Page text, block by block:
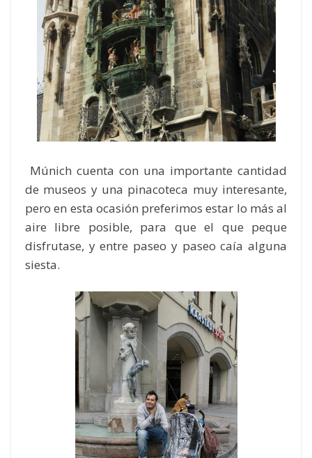
Múnich cuenta con una importante cantidad
de museos y una pinacoteca muy interesante,
pero en esta ocasión preferimos estar lo más al
aire libre posible, para que el que peque
disfrutase, y entre paseo y paseo caía alguna
siesta.